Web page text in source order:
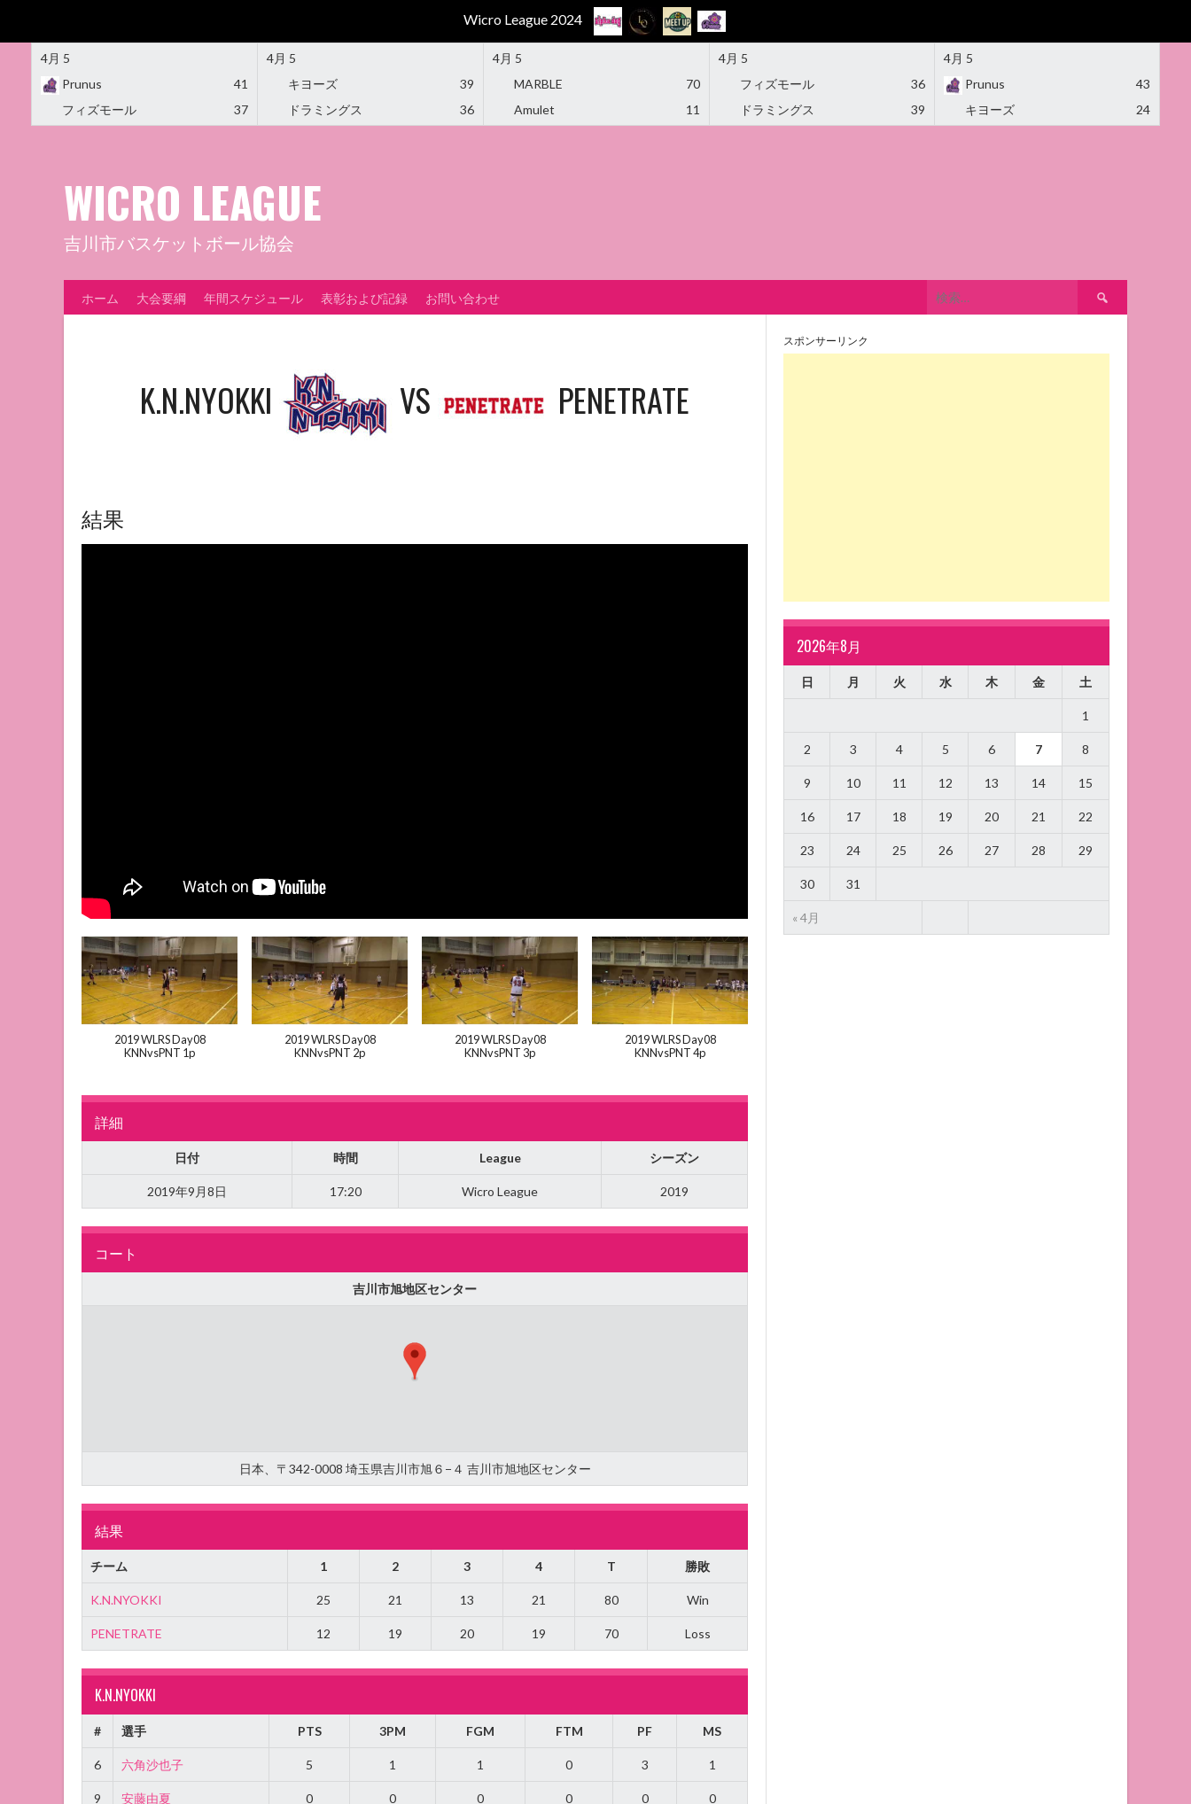
Wicro League 2024
4月 5
Prunus
41
フィズモール
37
4月 5
キヨーズ
39
ドラミングス
36
4月 5
MARBLE
70
Amulet
11
4月 5
フィズモール
36
ドラミングス
39
4月 5
Prunus
43
キヨーズ
24
WICRO LEAGUE
吉川市バスケットボール協会
ホーム 大会要綱 年間スケジュール 表彰および記録 お問い合わせ
索:
K.N.NYOKKI VS PENETRATE
結果
2019 WLRS Day08
KNNvsPNT 1p
2019 WLRS Day08
KNNvsPNT 2p
2019 WLRS Day08
KNNvsPNT 3p
2019 WLRS Day08
KNNvsPNT 4p
詳細
日付 時間 League シーズン
2019年9月8日 17:20 Wicro League 2019
コート
吉川市旭地区センター
日本、〒342-0008 埼玉県吉川市旭６−４ 吉川市旭地区センター
結果
チーム 1 2 3 4 T 勝敗
K.N.NYOKKI 25 21 13 21 80 Win
PENETRATE 12 19 20 19 70 Loss
K.N.NYOKKI
# 選手 PTS 3PM FGM FTM PF MS
6 六角沙也子 5 1 1 0 3 1
9 安藤由夏 0 0 0 0 0 0
スポンサーリンク
2026年8月
日 月 火 水 木 金 土
« 4月
1
2 3 4 5 6 7 8
9 10 11 12 13 14 15
16 17 18 19 20 21 22
23 24 25 26 27 28 29
30 31